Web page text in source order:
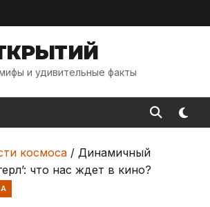
и удивительные факты
космоса / Динамичный
что нас ждет в кино?